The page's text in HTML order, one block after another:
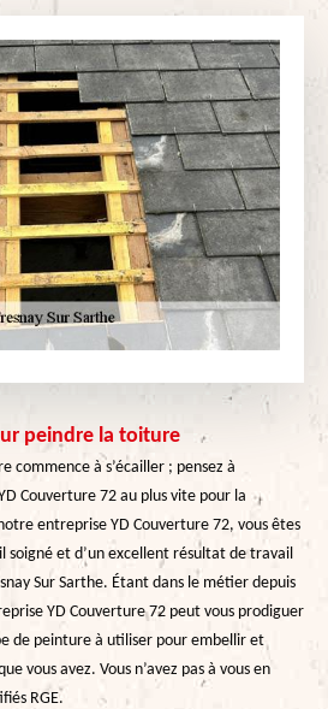
peindre la toiture
commence à s’écailler ; pensez à
Couverture 72 au plus vite pour la
entreprise YD Couverture 72, vous êtes
soigné et d’un excellent résultat de travail
Sur Sarthe. Étant dans le métier depuis
YD Couverture 72 peut vous prodiguer
de peinture à utiliser pour embellir et
vous avez. Vous n’avez pas à vous en
RGE.